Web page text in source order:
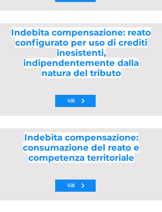
Indebita compensazione: reato
configurato per uso di crediti
inesistenti,
indipendentemente dalla
natura del tributo
vai
Indebita compensazione:
consumazione del reato e
competenza territoriale
vai